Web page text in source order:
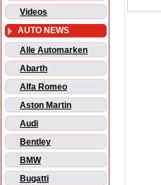
Videos
AUTO NEWS
Alle Automarken
Abarth
Alfa Romeo
Aston Martin
Audi
Bentley
BMW
Bugatti